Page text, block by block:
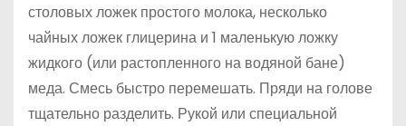
столовых ложек простого молока, несколько
чайных ложек глицерина и 1 маленькую ложку
жидкого (или растопленного на водяной бане)
меда. Смесь быстро перемешать. Пряди на голове
тщательно разделить. Рукой или специальной